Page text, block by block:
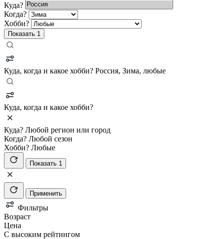
Куда?
Когда?
Хобби?
Показать 1
Куда, когда и какое хобби? Россия, Зима, любые
Куда, когда и какое хобби?
Куда? Любой регион или город
Когда? Любой сезон
Хобби? Любые
Показать 1
Применить
Фильтры
Возраст
Цена
С высоким рейтингом